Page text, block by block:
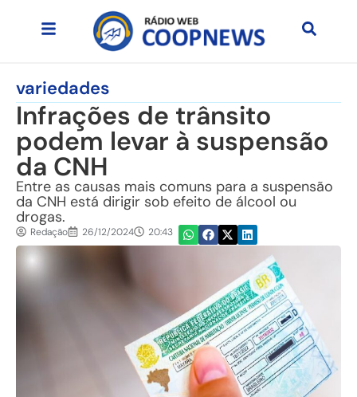
variedades
Infrações de trânsito
podem levar à suspensão
da CNH
Entre as causas mais comuns para a suspensão
da CNH está dirigir sob efeito de álcool ou
drogas.
Redação 26/12/2024 20:43